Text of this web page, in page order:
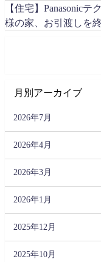
【住宅】Panasonic
様の家、お引渡しを
月別アーカイブ
2026年7月
2026年4月
2026年3月
2026年1月
2025年12月
2025年10月